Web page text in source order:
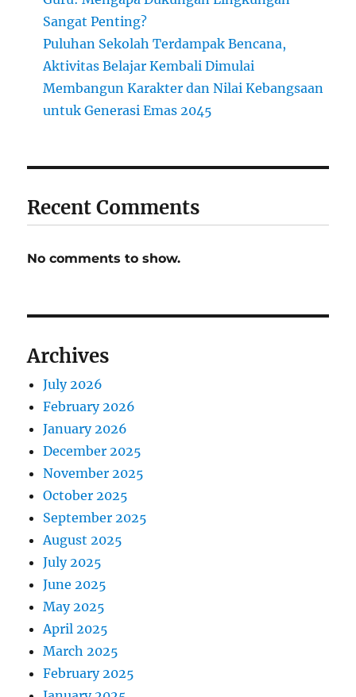
Sangat Penting?
Puluhan Sekolah Terdampak Bencana,
Aktivitas Belajar Kembali Dimulai
Membangun Karakter dan Nilai Kebangsaan
untuk Generasi Emas 2045
Recent Comments
No comments to show.
Archives
July 2026
February 2026
January 2026
December 2025
November 2025
October 2025
September 2025
August 2025
July 2025
June 2025
May 2025
April 2025
March 2025
February 2025